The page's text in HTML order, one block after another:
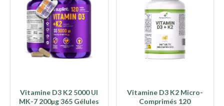
Vitamine D3 K2 5000 UI
MK-7 200µg 365 Gélules
Vitamine D3 K2 Micro-
Comprimés 120